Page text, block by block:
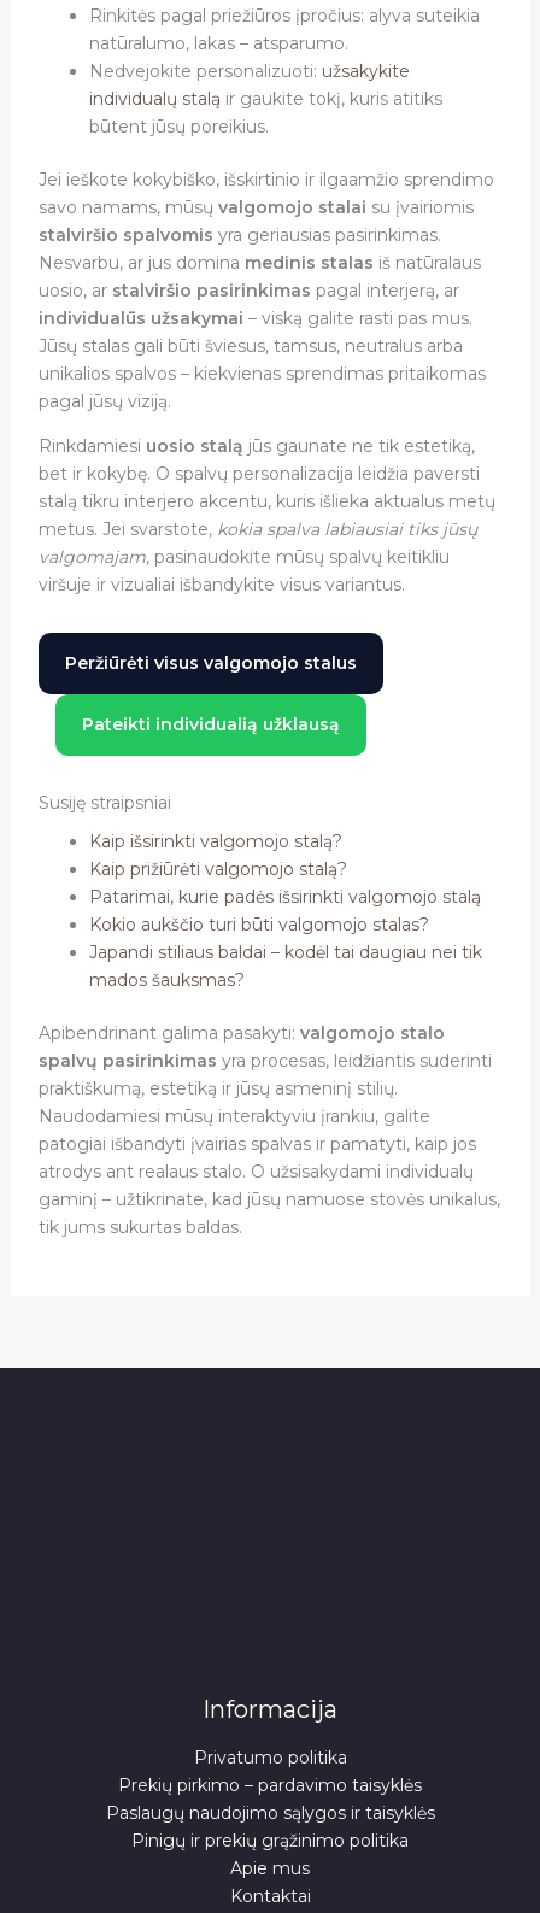
Rinkitės pagal priežiūros įpročius: alyva suteikia
natūralumo, lakas – atsparumo.
Nedvejokite personalizuoti: užsakykite
individualų stalą ir gaukite tokį, kuris atitiks
būtent jūsų poreikius.
Jei ieškote kokybiško, išskirtinio ir ilgaamžio sprendimo
savo namams, mūsų valgomojo stalai su įvairiomis
stalviršio spalvomis yra geriausias pasirinkimas.
Nesvarbu, ar jus domina medinis stalas iš natūralaus
uosio, ar stalviršio pasirinkimas pagal interjerą, ar
individualūs užsakymai – viską galite rasti pas mus.
Jūsų stalas gali būti šviesus, tamsus, neutralus arba
unikalios spalvos – kiekvienas sprendimas pritaikomas
pagal jūsų viziją.
Rinkdamiesi uosio stalą jūs gaunate ne tik estetiką,
bet ir kokybę. O spalvų personalizacija leidžia paversti
stalą tikru interjero akcentu, kuris išlieka aktualus metų
metus. Jei svarstote, kokia spalva labiausiai tiks jūsų
valgomajam, pasinaudokite mūsų spalvų keitikliu
viršuje ir vizualiai išbandykite visus variantus.
Peržiūrėti visus valgomojo stalus
Pateikti individualią užklausą
Susiję straipsniai
Kaip išsirinkti valgomojo stalą?
Kaip prižiūrėti valgomojo stalą?
Patarimai, kurie padės išsirinkti valgomojo stalą
Kokio aukščio turi būti valgomojo stalas?
Japandi stiliaus baldai – kodėl tai daugiau nei tik
mados šauksmas?
Apibendrinant galima pasakyti: valgomojo stalo
spalvų pasirinkimas yra procesas, leidžiantis suderinti
praktiškumą, estetiką ir jūsų asmeninį stilių.
Naudodamiesi mūsų interaktyviu įrankiu, galite
patogiai išbandyti įvairias spalvas ir pamatyti, kaip jos
atrodys ant realaus stalo. O užsisakydami individualų
gaminį – užtikrinate, kad jūsų namuose stovės unikalus,
tik jums sukurtas baldas.
Informacija
Privatumo politika
Prekių pirkimo – pardavimo taisyklės
Paslaugų naudojimo sąlygos ir taisyklės
Pinigų ir prekių grąžinimo politika
Apie mus
Kontaktai